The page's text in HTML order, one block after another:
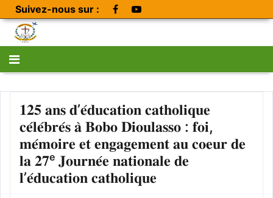
Suivez-nous sur :
𝟏𝟐𝟓 𝐚𝐧𝐬 𝐝’𝐞́𝐝𝐮𝐜𝐚𝐭𝐢𝐨𝐧 𝐜𝐚𝐭𝐡𝐨𝐥𝐢𝐪𝐮𝐞
𝐜𝐞́𝐥𝐞́𝐛𝐫𝐞́𝐬 𝐚̀ 𝐁𝐨𝐛𝐨 𝐃𝐢𝐨𝐮𝐥𝐚𝐬𝐬𝐨 : 𝐟𝐨𝐢,
𝐦𝐞́𝐦𝐨𝐢𝐫𝐞 𝐞𝐭 𝐞𝐧𝐠𝐚𝐠𝐞𝐦𝐞𝐧𝐭 𝐚𝐮 𝐜𝐨𝐞𝐮𝐫 𝐝𝐞
𝐥𝐚 𝟐𝟕ᵉ 𝐉𝐨𝐮𝐫𝐧𝐞́𝐞 𝐧𝐚𝐭𝐢𝐨𝐧𝐚𝐥𝐞 𝐝𝐞
𝐥’𝐞́𝐝𝐮𝐜𝐚𝐭𝐢𝐨𝐧 𝐜𝐚𝐭𝐡𝐨𝐥𝐢𝐪𝐮𝐞